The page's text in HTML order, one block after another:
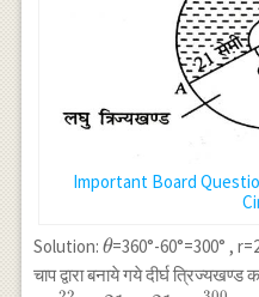
Important Board
Solution: \theta
θ=360°-60°=300° ,
चाप द्वारा बनाये गये दीर्घ त्रिज्यखण्ड